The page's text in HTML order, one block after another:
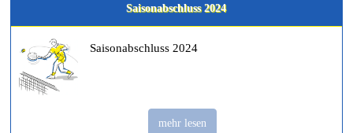
Saisonabschluss 2024
Saisonabschluss 2024
mehr lesen